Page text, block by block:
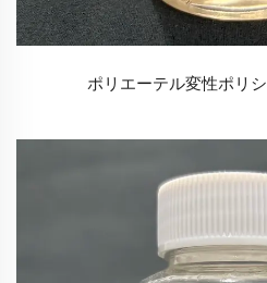
ポリエーテル変性ポリ